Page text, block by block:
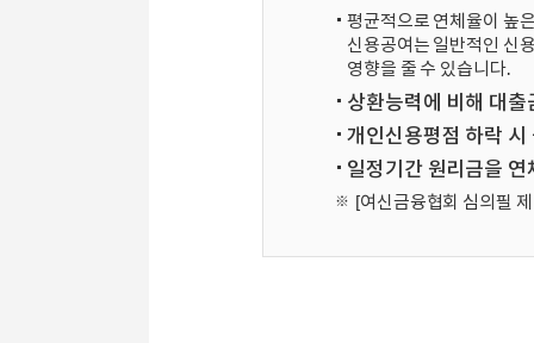
평균적으로 연체율이 높
신용공여는 일반적인 신
영향을 줄 수 있습니다.
상환능력에 비해 대
개인신용평점 하락
일정기간 원리금을
[여신금융협회 심의필